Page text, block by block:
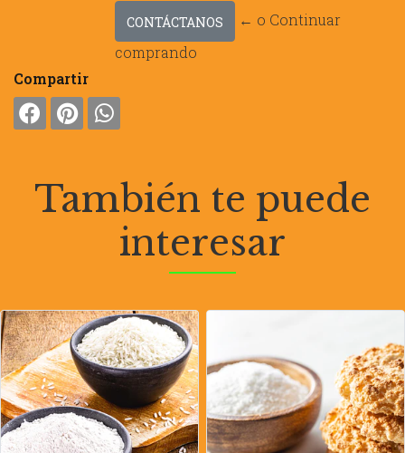
CONTÁCTANOS
← o Continuar
comprando
Compartir
También te puede
interesar